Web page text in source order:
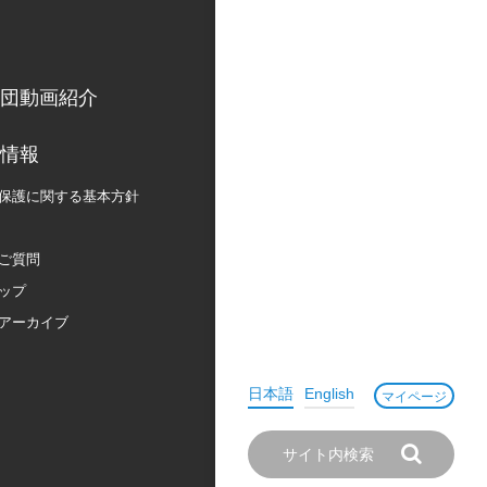
日本語 English マイページ
動画紹介
報
護に関する基本方針
質問
プ
ーカイブ